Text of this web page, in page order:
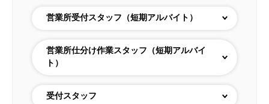
営業所受付スタッフ（短期アルバイト）
営業所仕分け作業スタッフ（短期アルバイ
ト）
受付スタッフ